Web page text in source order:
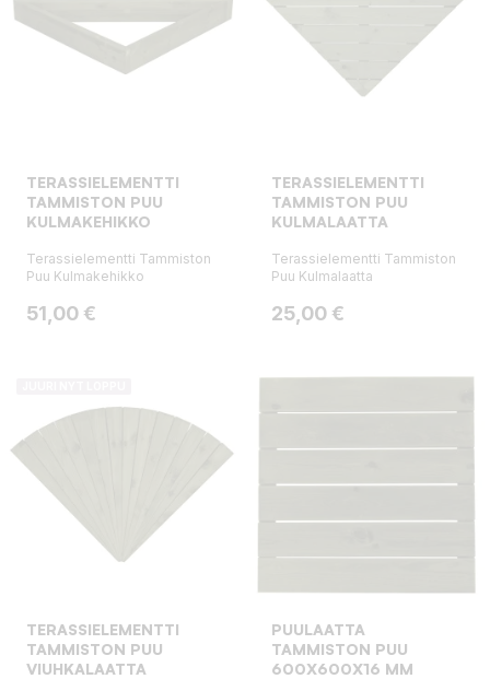
TERASSIELEMENTTI
TAMMISTON PUU
KULMAKEHIKKO
Terassielementti Tammiston
Puu Kulmakehikko
Hinta
51,00 €
TERASSIELEMENTTI
TAMMISTON PUU
KULMALAATTA
Terassielementti Tammiston
Puu Kulmalaatta
Hinta
25,00 €
TERASSIELEMENTTI
TAMMISTON PUU
VIUHKALAATTA
PUULAATTA
TAMMISTON PUU
600X600X16 MM